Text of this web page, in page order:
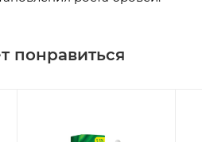
понравиться